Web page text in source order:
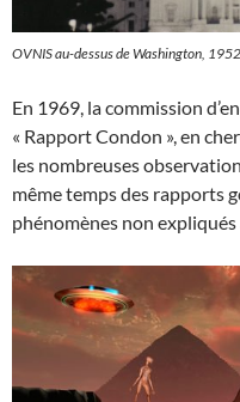
OVNIS au-dessus de Washington,
En 1969, la commission
« Rapport Condon », en
les nombreuses
même temps des rapports
phénomènes non